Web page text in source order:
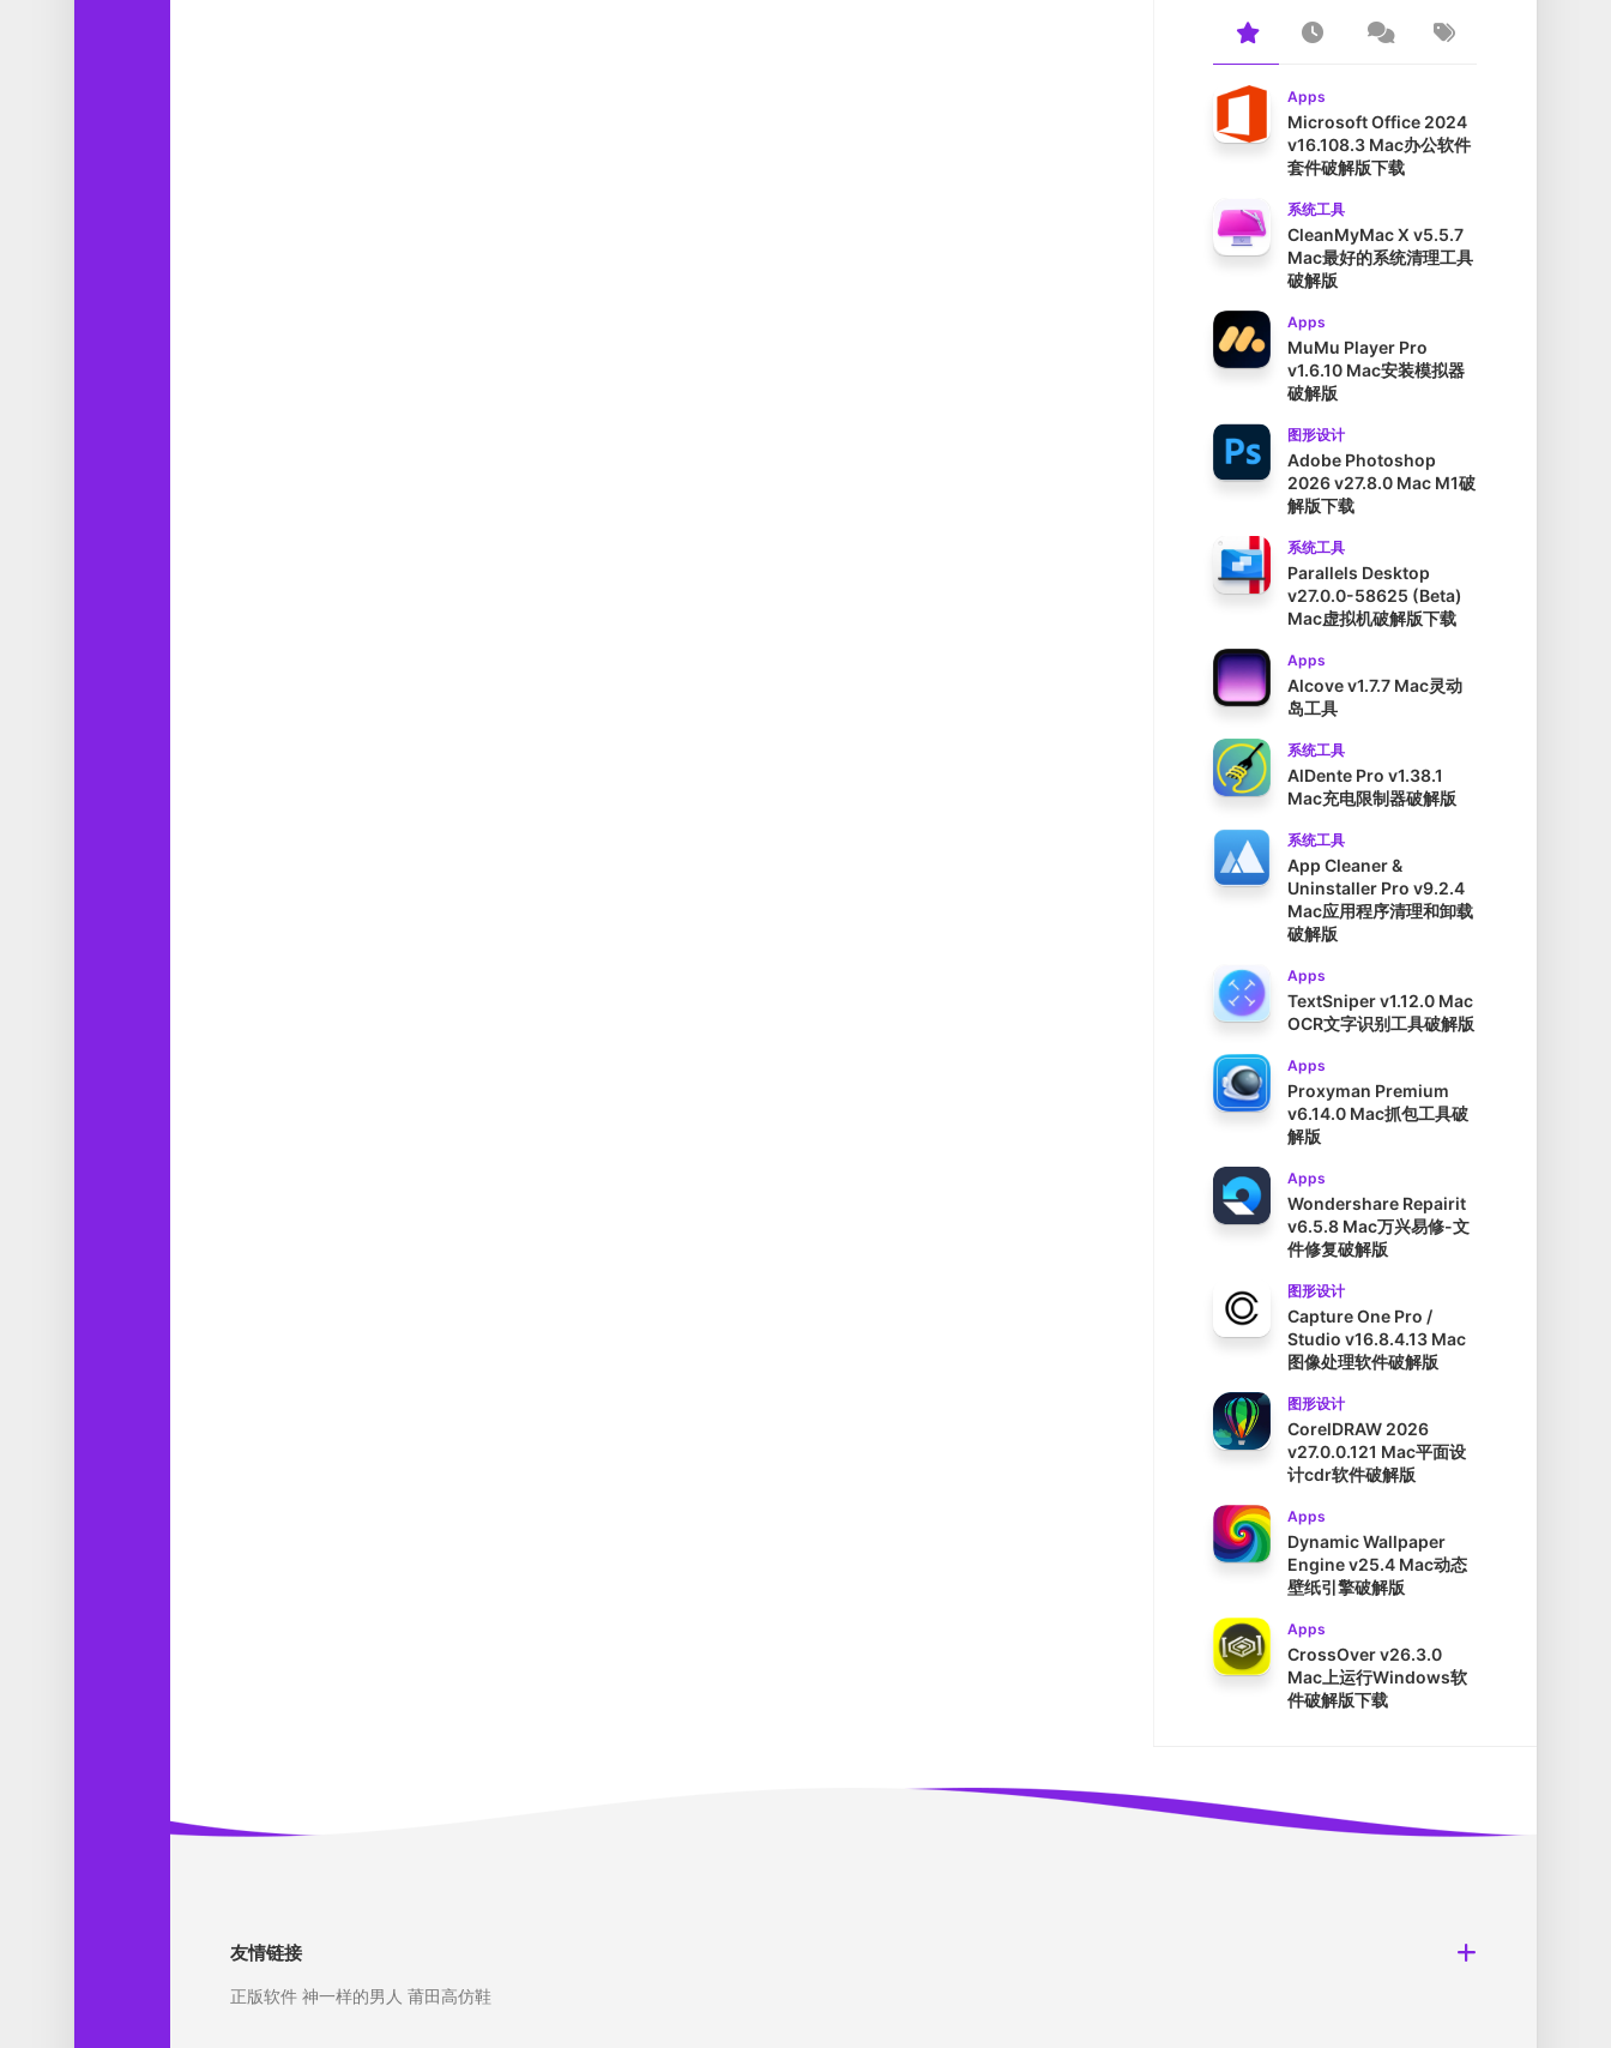
Apps
Microsoft Office 2024
v16.108.3 Mac办公软件
套件破解版下载
系统工具
CleanMyMac X v5.5.7
Mac最好的系统清理工具
破解版
Apps
MuMu Player Pro
v1.6.10 Mac安装模拟器
破解版
图形设计
Adobe Photoshop
2026 v27.8.0 Mac M1破
解版下载
系统工具
Parallels Desktop
v27.0.0-58625 (Beta)
Mac虚拟机破解版下载
Apps
Alcove v1.7.7 Mac灵动
岛工具
系统工具
AlDente Pro v1.38.1
Mac充电限制器破解版
系统工具
App Cleaner &
Uninstaller Pro v9.2.4
Mac应用程序清理和卸载
破解版
Apps
TextSniper v1.12.0 Mac
OCR文字识别工具破解版
Apps
Proxyman Premium
v6.14.0 Mac抓包工具破
解版
Apps
Wondershare Repairit
v6.5.8 Mac万兴易修-文
件修复破解版
图形设计
Capture One Pro /
Studio v16.8.4.13 Mac
图像处理软件破解版
图形设计
CorelDRAW 2026
v27.0.0.121 Mac平面设
计cdr软件破解版
Apps
Dynamic Wallpaper
Engine v25.4 Mac动态
壁纸引擎破解版
Apps
CrossOver v26.3.0
Mac上运行Windows软
件破解版下载
友情链接
正版软件 神一样的男人 莆田高仿鞋